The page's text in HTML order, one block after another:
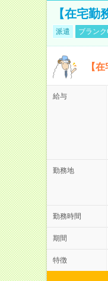
【在宅
派遣 ブランク
【
給与
勤務地
勤務時間
期間
特徴